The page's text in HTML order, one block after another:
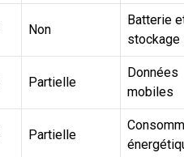
Non
Batterie
stockage
Partielle
Données
mobiles
Partielle